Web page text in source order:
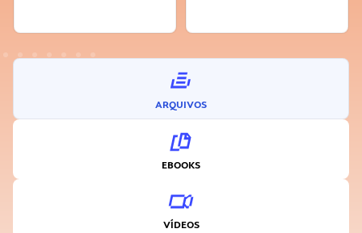
ARQUIVOS
EBOOKS
VÍDEOS